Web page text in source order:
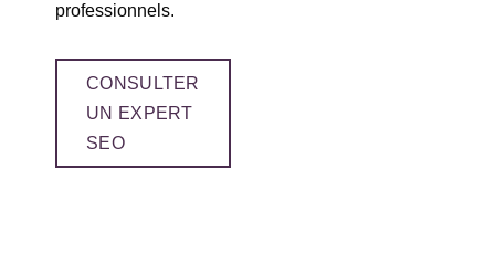
professionnels.
CONSULTER
UN EXPERT
SEO